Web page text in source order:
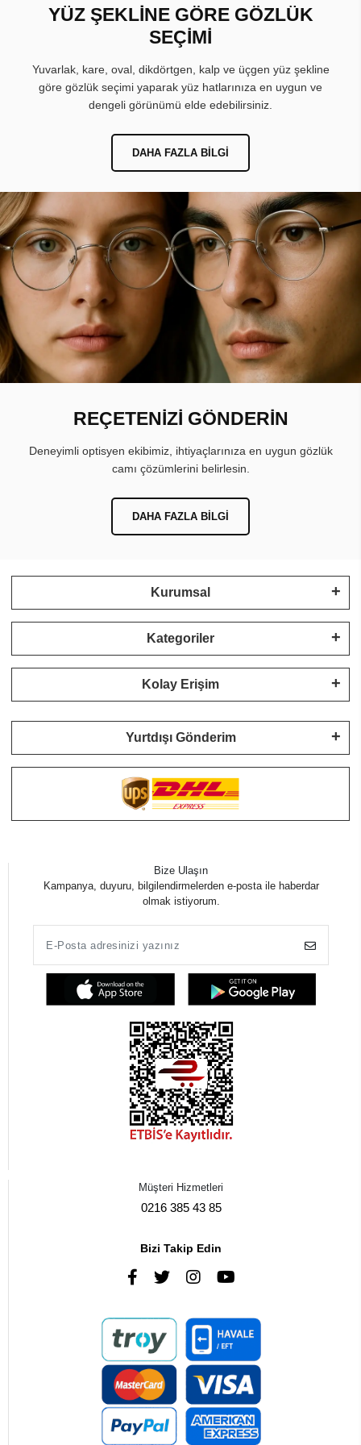
YÜZ ŞEKLİNE GÖRE GÖZLÜK
SEÇİMİ
Yuvarlak, kare, oval, dikdörtgen, kalp ve üçgen yüz şekline
göre gözlük seçimi yaparak yüz hatlarınıza en uygun ve
dengeli görünümü elde edebilirsiniz.
DAHA FAZLA BILGI
REÇETENİZİ GÖNDERİN
Deneyimli optisyen ekibimiz, ihtiyaçlarınıza en uygun gözlük
camı çözümlerini belirlesin.
DAHA FAZLA BILGI
Kurumsal
Kategoriler
Kolay Erişim
Yurtdışı Gönderim
Bize Ulaşın
Kampanya, duyuru, bilgilendirmelerden e-posta ile haberdar
olmak istiyorum.
Müşteri Hizmetleri
0216 385 43 85
Bizi Takip Edin